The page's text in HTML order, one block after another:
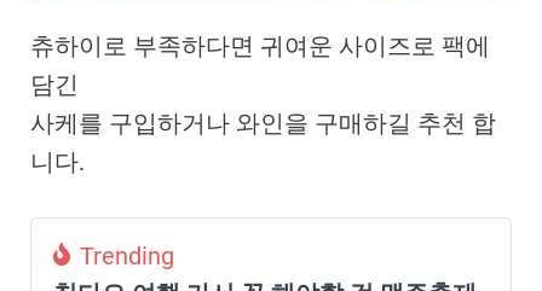
츄하이로 부족하다면 귀여운 사이즈로 팩에
담긴
사케를 구입하거나 와인을 구매하길 추천 합
니다.
Trending